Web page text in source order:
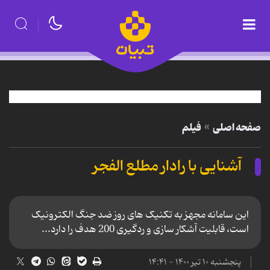
صفحه اصلی فیلم
آشنایی با رادار مطلع الفجر
این سامانه مجهز به تکنیک های روز ضد جنگ الکترونیک
است، قابلیت آشکار سازی و ردگیری 200 هدف را دارد...
پنجشنبه ۱۰ تیر ۱۴۰۰ - ۱۴:۴۱